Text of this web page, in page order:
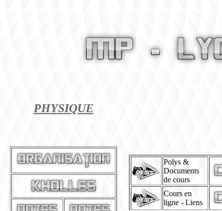
PHYSIQUE
Polys &
Documents
de cours
Cours en
ligne - Liens